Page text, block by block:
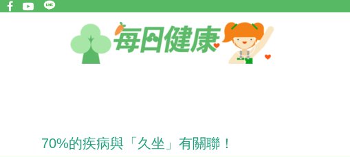
70%的疾病與「久坐」有關聯！